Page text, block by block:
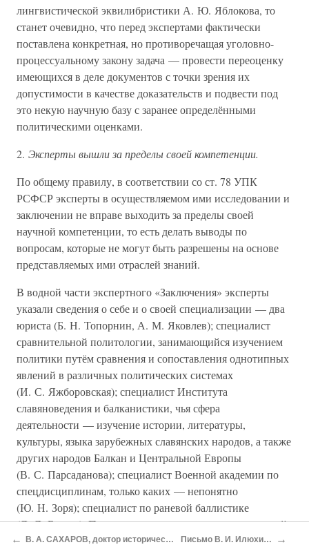
лингвистической эквилибристики А. Ю. Яблокова, то
станет очевидно, что перед экспертами фактически
поставлена конкретная, но противоречащая уголовно-
процессуальному закону задача — провести переоценку
имеющихся в деле документов с точки зрения их
допустимости в качестве доказательств и подвести под
это некую научную базу с заранее определёнными
политическими оценками.
2. Эксперты вышли за пределы своей компетенции.
По общему правилу, в соответствии со ст. 78 УПК
РСФСР эксперты в осуществляемом ими исследовании и
заключении не вправе выходить за пределы своей
научной компетенции, то есть делать выводы по
вопросам, которые не могут быть разрешены на основе
представляемых ими отраслей знаний.
В водной части экспертного «Заключения» эксперты
указали сведения о себе и о своей специализации — два
юриста (Б. Н. Топорнин, А. М. Яковлев); специалист
сравнительной политологии, занимающийся изучением
политики путём сравнения и сопоставления однотипных
явлений в различных политических системах
(И. С. Яжборовская); специалист Института
славяноведения и балканистики, чья сфера
деятельности — изучение истории, литературы,
культуры, языка зарубежных славянских народов, а также
других народов Балкан и Центральной Европы
(В. С. Парсаданова); специалист Военной академии по
спецдисциплинам, только каких — непонятно
(Ю. Н. Зоря); специалист по раневой баллистике
(Л. Л. Беляев). Примечательно, что в составе экспертной
комиссии нет ни одного криминалиста (исследовались
← В. А. САХАРОВ, доктор исторических наук, профессор Московского государственного университета им. М. В. Ломоносова Письмо В. И. Илюхина Президенту РФ Д. А. Медведеву от 22 апреля 2010 г. →